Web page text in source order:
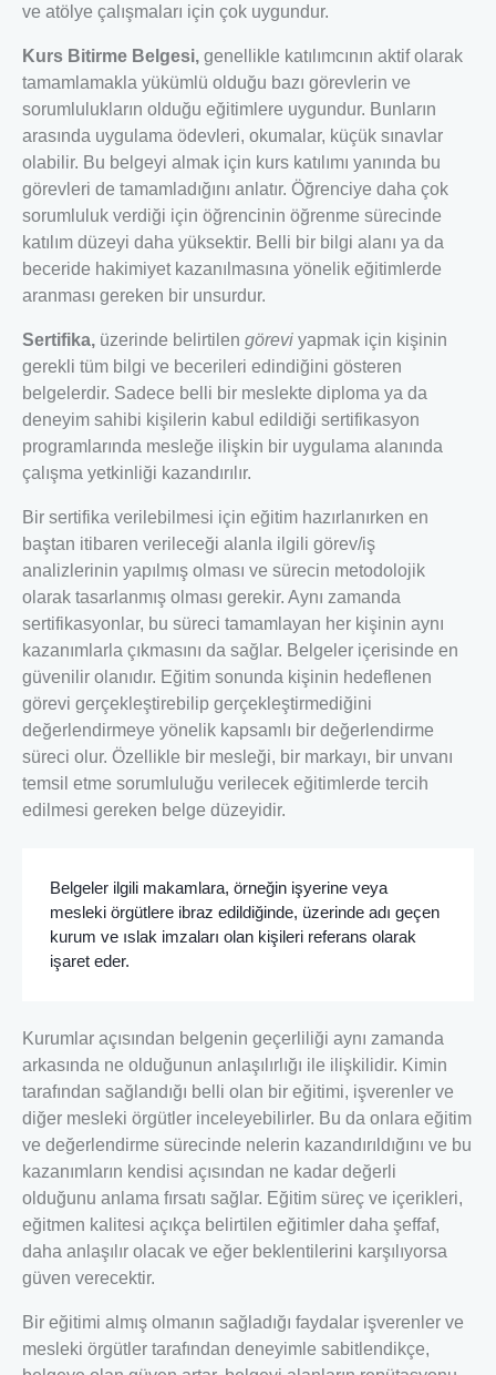
ve atölye çalışmaları için çok uygundur.
Kurs Bitirme Belgesi, genellikle katılımcının aktif olarak
tamamlamakla yükümlü olduğu bazı görevlerin ve
sorumlulukların olduğu eğitimlere uygundur. Bunların
arasında uygulama ödevleri, okumalar, küçük sınavlar
olabilir. Bu belgeyi almak için kurs katılımı yanında bu
görevleri de tamamladığını anlatır. Öğrenciye daha çok
sorumluluk verdiği için öğrencinin öğrenme sürecinde
katılım düzeyi daha yüksektir. Belli bir bilgi alanı ya da
beceride hakimiyet kazanılmasına yönelik eğitimlerde
aranması gereken bir unsurdur.
Sertifika, üzerinde belirtilen görevi yapmak için kişinin
gerekli tüm bilgi ve becerileri edindiğini gösteren
belgelerdir. Sadece belli bir meslekte diploma ya da
deneyim sahibi kişilerin kabul edildiği sertifikasyon
programlarında mesleğe ilişkin bir uygulama alanında
çalışma yetkinliği kazandırılır.
Bir sertifika verilebilmesi için eğitim hazırlanırken en
baştan itibaren verileceği alanla ilgili görev/iş
analizlerinin yapılmış olması ve sürecin metodolojik
olarak tasarlanmış olması gerekir. Aynı zamanda
sertifikasyonlar, bu süreci tamamlayan her kişinin aynı
kazanımlarla çıkmasını da sağlar. Belgeler içerisinde en
güvenilir olanıdır. Eğitim sonunda kişinin hedeflenen
görevi gerçekleştirebilip gerçekleştirmediğini
değerlendirmeye yönelik kapsamlı bir değerlendirme
süreci olur. Özellikle bir mesleği, bir markayı, bir unvanı
temsil etme sorumluluğu verilecek eğitimlerde tercih
edilmesi gereken belge düzeyidir.
Belgeler ilgili makamlara, örneğin işyerine veya
mesleki örgütlere ibraz edildiğinde, üzerinde adı geçen
kurum ve ıslak imzaları olan kişileri referans olarak
işaret eder.
Kurumlar açısından belgenin geçerliliği aynı zamanda
arkasında ne olduğunun anlaşılırlığı ile ilişkilidir. Kimin
tarafından sağlandığı belli olan bir eğitimi, işverenler ve
diğer mesleki örgütler inceleyebilirler. Bu da onlara eğitim
ve değerlendirme sürecinde nelerin kazandırıldığını ve bu
kazanımların kendisi açısından ne kadar değerli
olduğunu anlama fırsatı sağlar. Eğitim süreç ve içerikleri,
eğitmen kalitesi açıkça belirtilen eğitimler daha şeffaf,
daha anlaşılır olacak ve eğer beklentilerini karşılıyorsa
güven verecektir.
Bir eğitimi almış olmanın sağladığı faydalar işverenler ve
mesleki örgütler tarafından deneyimle sabitlendikçe,